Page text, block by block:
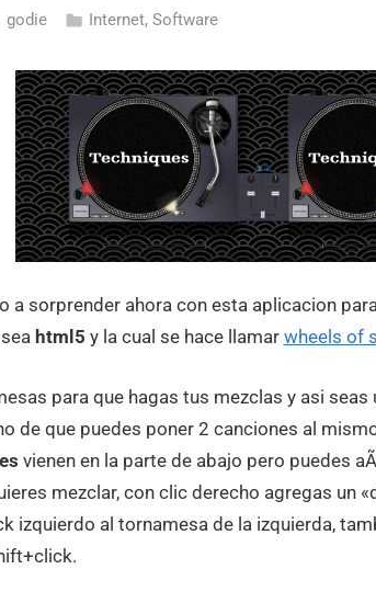
godie Internet, Software
a sorprender ahora con esta aplicacion
html5 y la cual se hace llamar wheels of
para que hagas tus mezclas y asi
de que puedes poner 2 canciones al
vienen en la parte de abajo pero puedes
mezclar, con clic derecho agregas un
izquierdo al tornamesa de la izquierda,